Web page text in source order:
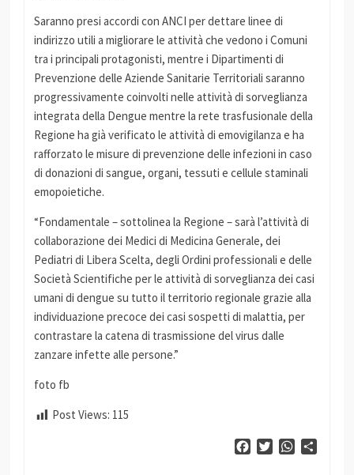
Saranno presi accordi con ANCI per dettare linee di
indirizzo utili a migliorare le attività che vedono i Comuni
tra i principali protagonisti, mentre i Dipartimenti di
Prevenzione delle Aziende Sanitarie Territoriali saranno
progressivamente coinvolti nelle attività di sorveglianza
integrata della Dengue mentre la rete trasfusionale della
Regione ha già verificato le attività di emovigilanza e ha
rafforzato le misure di prevenzione delle infezioni in caso
di donazioni di sangue, organi, tessuti e cellule staminali
emopoietiche.
“Fondamentale – sottolinea la Regione – sarà l’attività di
collaborazione dei Medici di Medicina Generale, dei
Pediatri di Libera Scelta, degli Ordini professionali e delle
Società Scientifiche per le attività di sorveglianza dei casi
umani di dengue su tutto il territorio regionale grazie alla
individuazione precoce dei casi sospetti di malattia, per
contrastare la catena di trasmissione del virus dalle
zanzare infette alle persone.”
foto fb
Post Views: 115
FacebookTwitterWhatsApp